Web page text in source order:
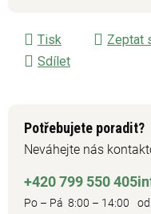
Tisk Zeptat
Sdílet
Potřebujete poradit?
Neváhejte nás
+420 799 550 405
Po – Pá 8:00 – 14:00